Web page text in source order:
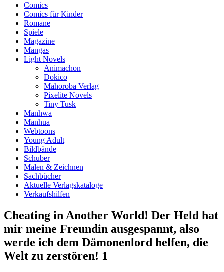
Comics
Comics für Kinder
Romane
Spiele
Magazine
Mangas
Light Novels
Animachon
Dokico
Mahoroba Verlag
Pixelite Novels
Tiny Tusk
Manhwa
Manhua
Webtoons
Young Adult
Bildbände
Schuber
Malen & Zeichnen
Sachbücher
Aktuelle Verlagskataloge
Verkaufshilfen
Cheating in Another World! Der Held hat
mir meine Freundin ausgespannt, also
werde ich dem Dämonenlord helfen, die
Welt zu zerstören! 1